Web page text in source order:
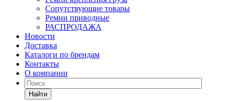
Сопутствующие товары
Ремни приводные
РАСПРОДАЖА
Новости
Доставка
Каталоги по брендам
Контакты
О компании
Найти